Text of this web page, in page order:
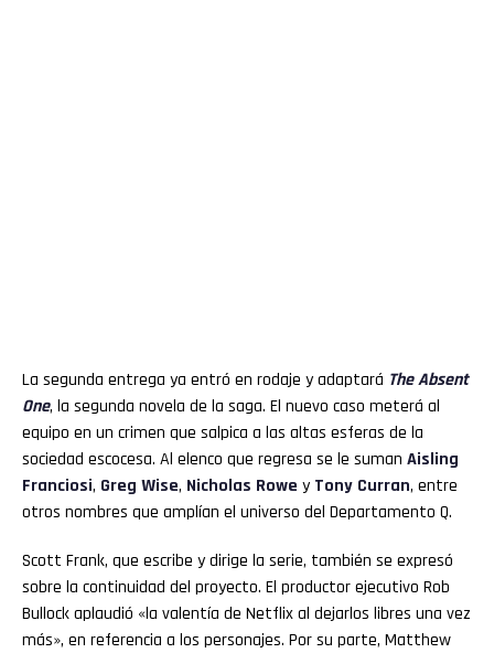
La segunda entrega ya entró en rodaje y adaptará The Absent
One, la segunda novela de la saga. El nuevo caso meterá al
equipo en un crimen que salpica a las altas esferas de la
sociedad escocesa. Al elenco que regresa se le suman Aisling
Franciosi, Greg Wise, Nicholas Rowe y Tony Curran, entre
otros nombres que amplían el universo del Departamento Q.
Scott Frank, que escribe y dirige la serie, también se expresó
sobre la continuidad del proyecto. El productor ejecutivo Rob
Bullock aplaudió «la valentía de Netflix al dejarlos libres una vez
más», en referencia a los personajes. Por su parte, Matthew